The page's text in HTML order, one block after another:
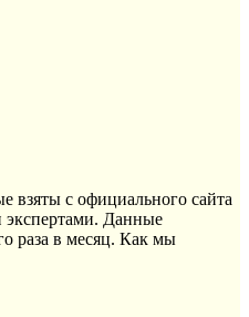
взяты с официального сайта
Данные
раза в месяц. Как мы